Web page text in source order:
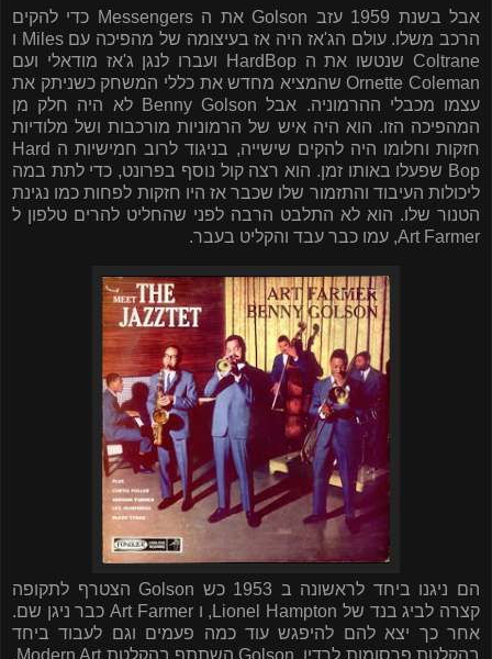
אבל בשנת 1959 עזב Golson את הMessengers כדי להקים
הרכב משלו. עולם הג'אז היה אז בעיצומה של מהפיכה עםMiles ו
Coltrane שנטשו את הHardBop
ועברו לנגן ג'אז מודאלי ועם
Ornette Colemanשהמציא מחדש את כללי המשחק כשניתק את
עצמו מכבלי ההרמוניה. אבל Benny Golson לא היה חלק מן
המהפיכה הזו. הוא היה איש של הרמוניות מורכבות ושל מלודיות
חזקות וחלומו היה להקים שישייה, בניגוד לרוב חמישיות ה Hard
Bop שפעלו באותו זמן. הוא רצה קול נוסף בפרונט, כדי לתת במה
ליכולות העיבוד והתזמור שלו שכבר אז היו חזקות לפחות כמו נגינת
הטנור שלו. הוא לא התלבט הרבה לפני שהחליט להרים טלפון ל
Art Farmer, עמו כבר עבד והקליט בעבר.
הם ניגנו ביחד לראשונה ב 1953 כש Golson הצטרף לתקופה
קצרה לביג בנד של Lionel Hampton , וArt Farmerכבר ניגן שם.
אחר כך יצא להם להיפגש עוד כמה פעמים וגם לעבוד ביחד
בהקלטת פרסומות לרדיו. Golson השתתף בהקלטתModern Art
,